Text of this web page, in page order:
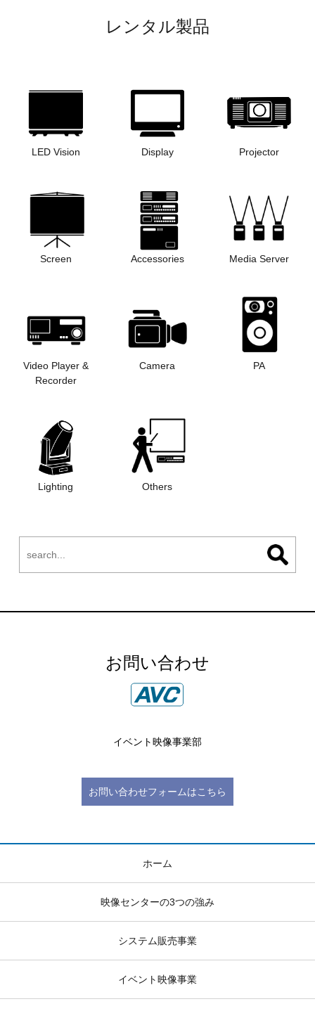
レンタル製品
LED Vision Display Projector
Screen Accessories Media Server
Video Player &
Recorder
Camera PA
Lighting Others
お問い合わせ
イベント映像事業部
お問い合わせフォームはこちら
ホーム
映像センターの3つの強み
システム販売事業
イベント映像事業